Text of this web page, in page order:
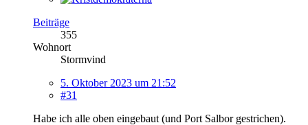
Beiträge
355
Wohnort
Stormvind
5. Oktober 2023 um 21:52
#31
Habe ich alle oben eingebaut (und Port Salbor gestrichen).